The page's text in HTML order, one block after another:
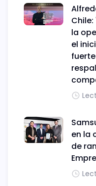
Chile:
la
el
en la
de